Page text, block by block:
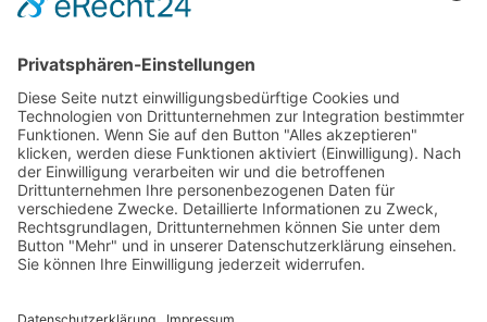
Versandpartner
Verfügbarkeiten
Zahlung und Versand
Datenschutz
Fernabsatz
Widerrufsrecht bei Reparatur